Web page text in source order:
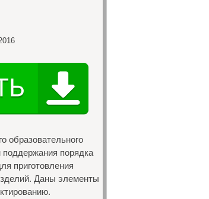
образовательного
поддержания порядка
приготовления
Даны элементы